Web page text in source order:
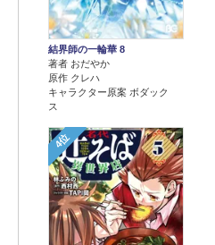
結界師の一輪華 8
著者 おだやか
原作 クレハ
キャラクター原案 ボダック
ス
4位